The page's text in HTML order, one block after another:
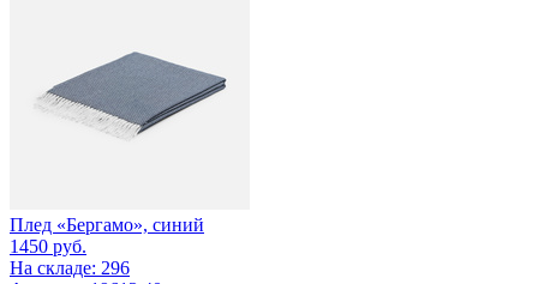
Плед «Бергамо», синий
1450 руб.
На складе: 296